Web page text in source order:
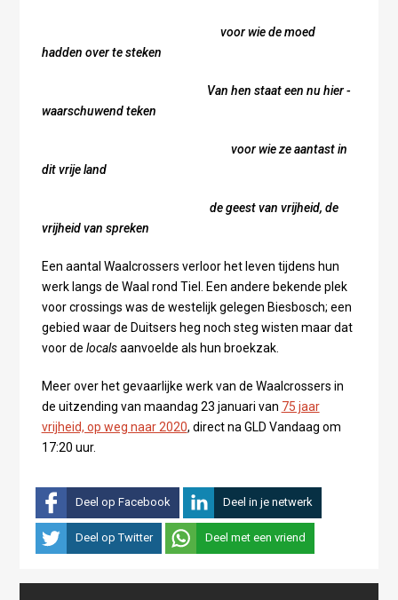
voor wie de moed
hadden over te steken
Van hen staat een nu hier -
waarschuwend teken
voor wie ze aantast in
dit vrije land
de geest van vrijheid, de
vrijheid van spreken
Een aantal Waalcrossers verloor het leven tijdens hun
werk langs de Waal rond Tiel. Een andere bekende plek
voor crossings was de westelijk gelegen Biesbosch; een
gebied waar de Duitsers heg noch steg wisten maar dat
voor de localsaanvoelde als hun broekzak.
Meer over het gevaarlijke werk van de Waalcrossers in
de uitzending van maandag 23 januari van 75 jaar
vrijheid, op weg naar 2020, direct na GLD Vandaag om
17:20 uur.
Deel op Facebook Deel in je netwerk
Deel op Twitter Deel met een vriend